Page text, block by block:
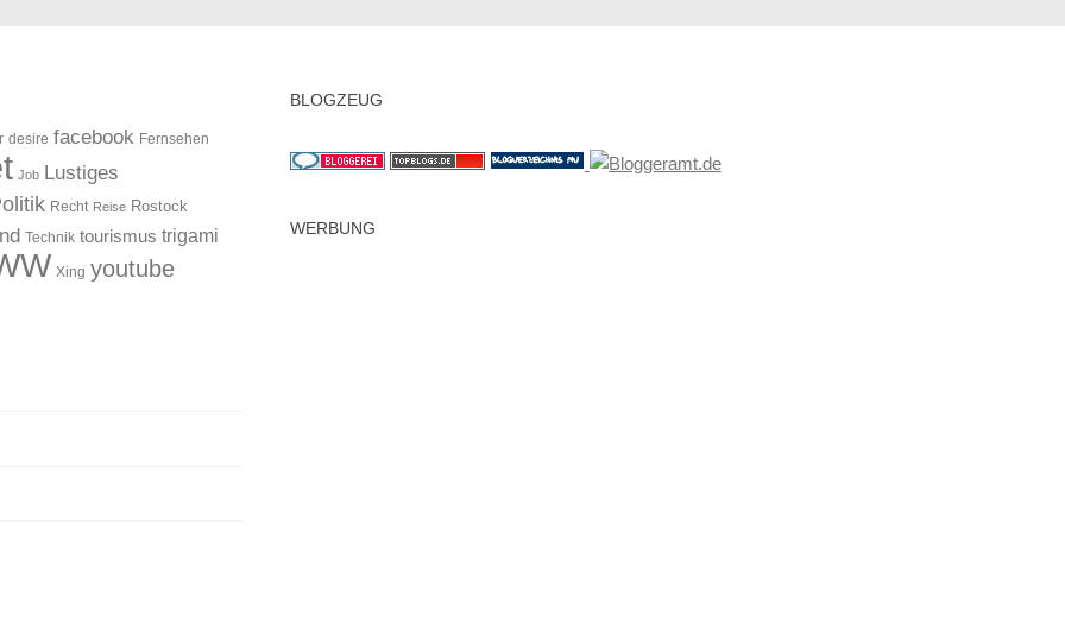
desire facebook Fernsehen
Job Lustiges
Recht Reise Rostock
Technik tourismus trigami
Xing youtube
BLOGZEUG
WERBUNG